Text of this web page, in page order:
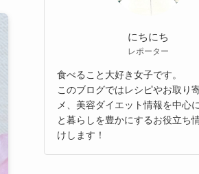
にちにち
レポーター
食べること大好き女子です。
このブログではレシピやお取り
メ、美容ダイエット情報を中心
と暮らしを豊かにするお役立ち
けします！